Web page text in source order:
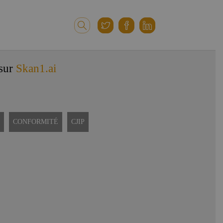
Skan1.ai
CONFORMITÉ CJIP